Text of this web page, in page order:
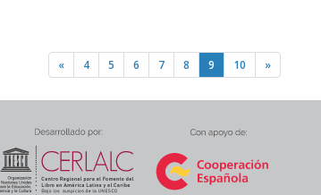
« 4 5 6 7 8 9 10 »